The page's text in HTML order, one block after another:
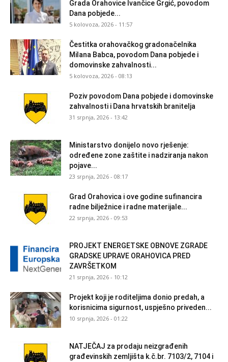
Grada Orahovice Ivančice Grgić, povodom
Dana pobjede...
5 kolovoza, 2026 - 11:57
Čestitka orahovačkog gradonačelnika
Milana Babca, povodom Dana pobjede i
domovinske zahvalnosti...
5 kolovoza, 2026 - 08:13
Poziv povodom Dana pobjede i domovinske
zahvalnosti i Dana hrvatskih branitelja
31 srpnja, 2026 - 13:42
Ministarstvo donijelo novo rješenje:
određene zone zaštite i nadziranja nakon
pojave...
23 srpnja, 2026 - 08:17
Grad Orahovica i ove godine sufinancira
radne bilježnice i radne materijale...
22 srpnja, 2026 - 09:53
PROJEKT ENERGETSKE OBNOVE ZGRADE
GRADSKE UPRAVE ORAHOVICA PRED
ZAVRŠETKOM
21 srpnja, 2026 - 10:12
Projekt koji je roditeljima donio predah, a
korisnicima sigurnost, uspješno priveden...
10 srpnja, 2026 - 01:22
NATJEČAJ za prodaju neizgrađenih
građevinskih zemljišta k.č.br. 7103/2, 7104 i